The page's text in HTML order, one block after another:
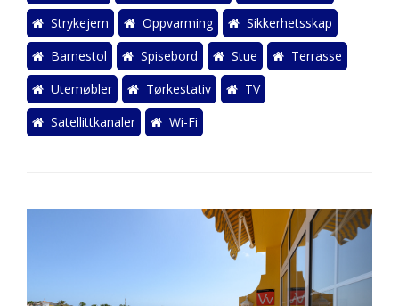
Strykejern
Oppvarming
Sikkerhetsskap
Barnestol
Spisebord Stue
Terrasse
Utemøbler
Tørkestativ
TV
Satellittkanaler
Wi-Fi